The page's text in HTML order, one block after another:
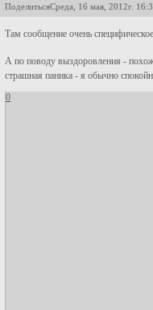
ПоделитьсяСреда, 16 мая, 2012г.
Там сообщение очень
А по поводу выздоровления -
страшная паника - я обычно
0